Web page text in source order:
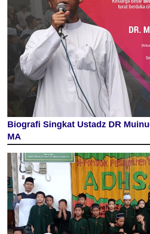
Biografi Singkat Ustadz DR
MA